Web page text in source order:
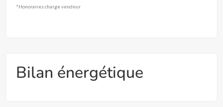
*Honoraires charge vendeur
Bilan énergétique